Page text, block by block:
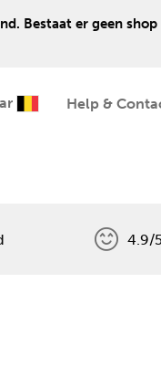
Bestaat er geen
Help &
4.9/